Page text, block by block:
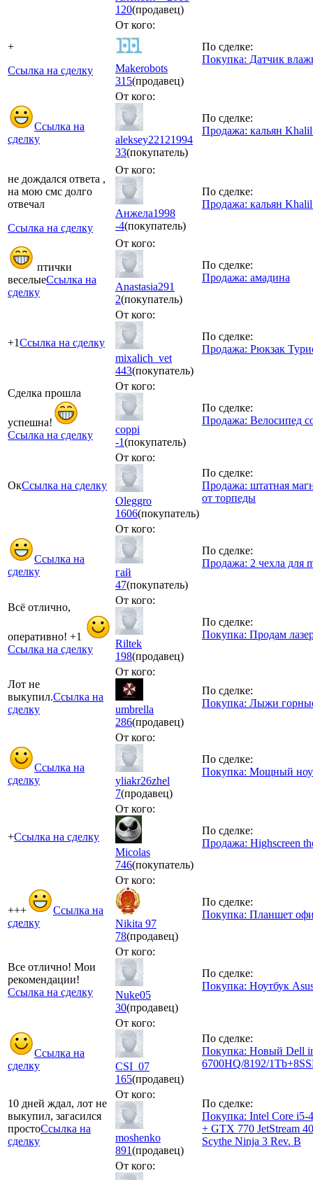
120(продавец)
+
Ссылка на сделку
От кого:
Makerobots
315(продавец)
По сделке:
Покупка: Датчик
Ссылка на
сделку
От кого:
aleksey22121994
33(покупатель)
По сделке:
Продажа: кальян
не дождался ответа ,
на мою смс долго
отвечал
Ссылка на сделку
От кого:
Анжела1998
-4(покупатель)
По сделке:
Продажа: кальян
птички
веселыеСсылка на
сделку
От кого:
Anastasia291
2(покупатель)
По сделке:
Продажа: амадина
+1Ссылка на сделку
От кого:
mixalich_vet
443(покупатель)
По сделке:
Продажа: Рюкзак
Сделка прошла
успешна!
Ссылка на сделку
От кого:
coppi
-1(покупатель)
По сделке:
Продажа: Велосипед
ОкСсылка на сделку
От кого:
Oleggro
1606(покупатель)
По сделке:
Продажа: штатная
от торпеды
Ссылка на
сделку
От кого:
гай
47(покупатель)
По сделке:
Продажа: 2 чехла для
Всё отлично,
оперативно! +1
Ссылка на сделку
От кого:
Riltek
198(продавец)
По сделке:
Покупка: Продам
Лот не
выкупил.Ссылка на
сделку
От кого:
umbrella
286(продавец)
По сделке:
Покупка: Лыжи
Ссылка на
сделку
От кого:
yliakr26zhel
7(продавец)
По сделке:
Покупка: Мощный
+Ссылка на сделку
От кого:
Micolas
746(покупатель)
По сделке:
Продажа: Highscreen
+++
Ссылка на
сделку
От кого:
Nikita 97
78(продавец)
По сделке:
Покупка: Планшет
Все отлично! Мои
рекомендации!
Ссылка на сделку
От кого:
Nuke05
30(продавец)
По сделке:
Покупка: Ноутбук
Ссылка на
сделку
От кого:
CSI_07
165(продавец)
По сделке:
Покупка: Новый Dell
6700HQ/8192/
10 дней ждал, лот не
выкупил, загасился
простоСсылка на
сделку
От кого:
moshenko
891(продавец)
По сделке:
Покупка: Intel Core i5-
+ GTX 770 JetStream
Scythe Ninja 3 Rev. B
От кого: